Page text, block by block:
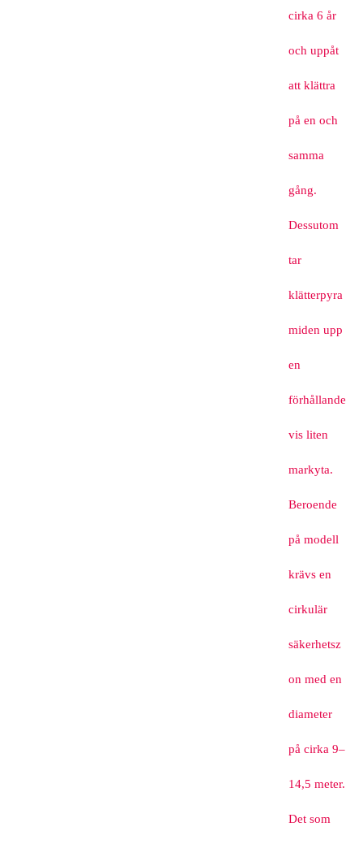
cirka 6 år
och uppåt
att klättra
på en och
samma
gång.
Dessutom
tar
klätterpyra
miden upp
en
förhållande
vis liten
markyta.
Beroende
på modell
krävs en
cirkulär
säkerhetsz
on med en
diameter
på cirka 9–
14,5 meter.
Det som